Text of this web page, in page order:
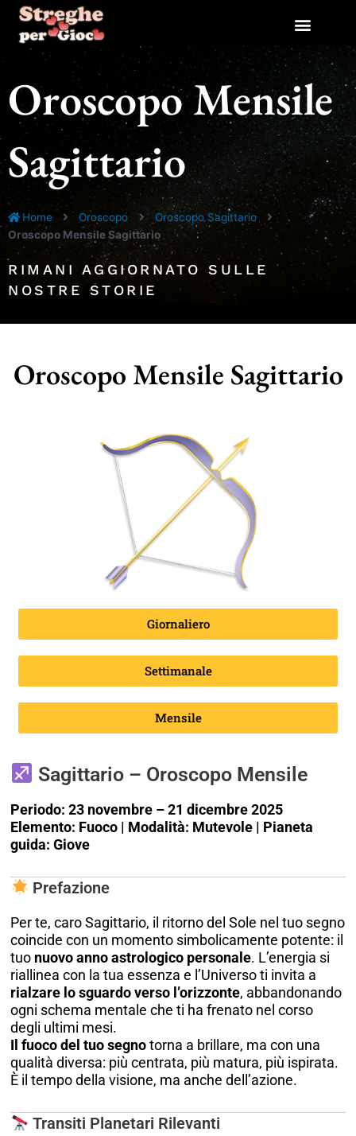
contenuto
Oroscopo Mensile
Sagittario
Home Oroscopo
Oroscopo Sagittario
Oroscopo Mensile Sagittario
RIMANI AGGIORNATO SULLE
NOSTRE STORIE
Oroscopo Mensile Sagittario
Giornaliero
Settimanale
Mensile
Sagittario – Oroscopo Mensile
Periodo: 23 novembre – 21 dicembre 2025
Elemento: Fuoco | Modalità: Mutevole | Pianeta
guida: Giove
Prefazione
Per te, caro Sagittario, il ritorno del Sole nel tuo segno
coincide con un momento simbolicamente potente: il
tuo nuovo anno astrologico personale. L’energia si
riallinea con la tua essenza e l’Universo ti invita a
rialzare lo sguardo verso l’orizzonte, abbandonando
ogni schema mentale che ti ha frenato nel corso
degli ultimi mesi.
Il fuoco del tuo segnotorna a brillare, ma con una
qualità diversa: più centrata, più matura, più ispirata.
È il tempo della visione, ma anche dell’azione.
Transiti Planetari Rilevanti